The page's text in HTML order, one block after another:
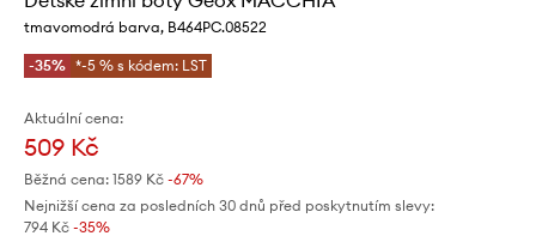
tmavomodrá barva, B464PC.08522
-35% *-5 % s kódem: LST
Aktuální cena:
509 Kč
Běžná cena: 1589 Kč -67%
Nejnižší cena za posledních 30 dnů před poskytnutím slevy:
794 Kč -35%